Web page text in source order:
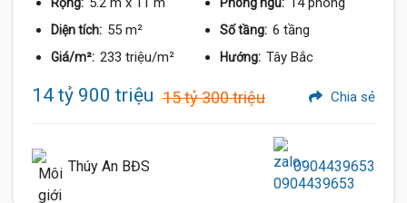
Diện tích: 55 m² Số tầng: 6 tầng
Giá/m²: 233 triệu/m² Hướng: Tây Bắc
14 tỷ 900 triệu 15 tỷ 300 triệu Chia sẻ
Thúy An BĐS 0904439653